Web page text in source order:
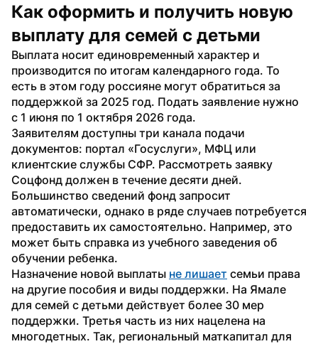
Как оформить и получить новую
выплату для семей с детьми
Выплата носит единовременный характер и
производится по итогам календарного года. То
есть в этом году россияне могут обратиться за
поддержкой за 2025 год. Подать заявление нужно
с 1 июня по 1 октября 2026 года.
Заявителям доступны три канала подачи
документов: портал «Госуслуги», МФЦ или
клиентские службы СФР. Рассмотреть заявку
Соцфонд должен в течение десяти дней.
Большинство сведений фонд запросит
автоматически, однако в ряде случаев потребуется
предоставить их самостоятельно. Например, это
может быть справка из учебного заведения об
обучении ребенка.
Назначение новой выплаты не лишает семьи права
на другие пособия и виды поддержки. На Ямале
для семей с детьми действует более 30 мер
поддержки. Третья часть из них нацелена на
многодетных. Так, региональный маткапитал для